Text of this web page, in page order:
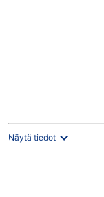
Näytä tiedot